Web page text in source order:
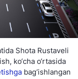
Shota Rustaveli
ko‘cha o‘rtasida
bag‘ishlangan